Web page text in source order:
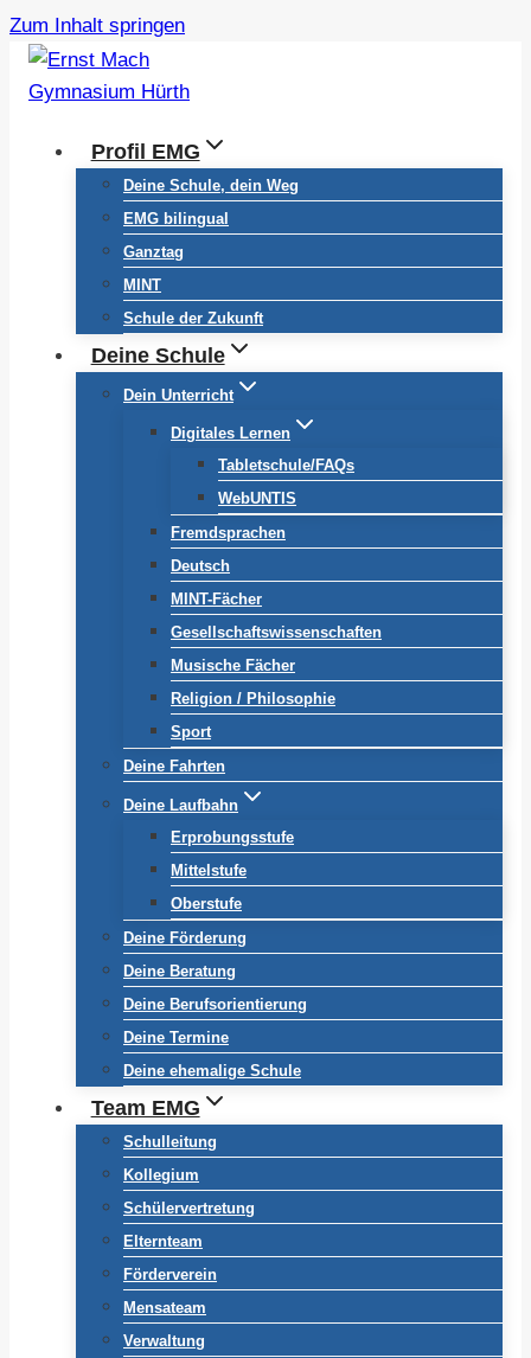
Zum Inhalt springen
Profil EMG
Deine Schule, dein Weg
EMG bilingual
Ganztag
MINT
Schule der Zukunft
Deine Schule
Dein Unterricht
Digitales Lernen
Tabletschule/FAQs
WebUNTIS
Fremdsprachen
Deutsch
MINT-Fächer
Gesellschaftswissenschaften
Musische Fächer
Religion / Philosophie
Sport
Deine Fahrten
Deine Laufbahn
Erprobungsstufe
Mittelstufe
Oberstufe
Deine Förderung
Deine Beratung
Deine Berufsorientierung
Deine Termine
Deine ehemalige Schule
Team EMG
Schulleitung
Kollegium
Schülervertretung
Elternteam
Förderverein
Mensateam
Verwaltung